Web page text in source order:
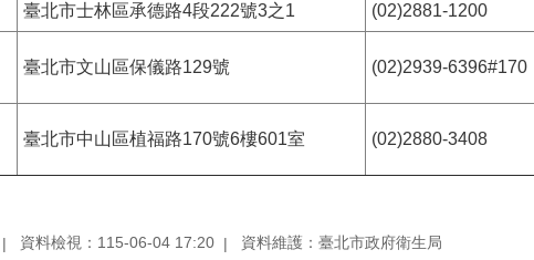
臺北市士林區承德路4段222號3之1 (02)2881-1200
臺北市文山區保儀路129號 (02)2939-6396#170
臺北市中山區植福路170號6樓601室 (02)2880-3408
資料檢視：115-06-04 17:20 資料維護：臺北市政府衛生局